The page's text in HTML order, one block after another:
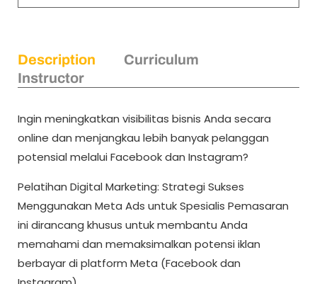
Description
Curriculum
Instructor
Ingin meningkatkan visibilitas bisnis Anda secara
online dan menjangkau lebih banyak pelanggan
potensial melalui Facebook dan Instagram?
Pelatihan Digital Marketing: Strategi Sukses
Menggunakan Meta Ads untuk Spesialis Pemasaran
ini dirancang khusus untuk membantu Anda
memahami dan memaksimalkan potensi iklan
berbayar di platform Meta (Facebook dan